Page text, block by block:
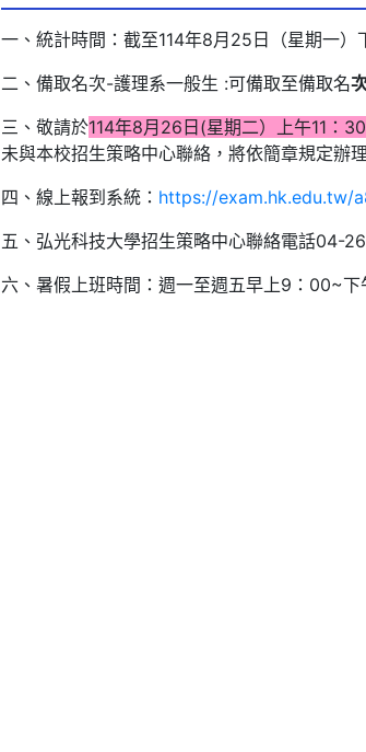
一、統計時間：截至114年8月25日（星期一）
二、備取名次-護理系一般生 :可備取至備取名
三、敬請於114年8月26日(星期二）上午11：
未與本校招生策略中心聯絡，將依簡章規定辦
四、線上報到系統： https://exam.hk.edu.tw/
五、弘光科技大學招生策略中心聯絡電話04-
六、暑假上班時間：週一至週五早上9：00~下